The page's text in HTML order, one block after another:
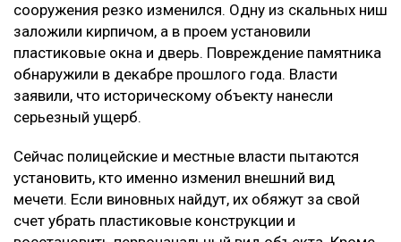
сооружения резко изменился. Одну из скальных ниш
заложили кирпичом, а в проем установили
пластиковые окна и дверь. Повреждение памятника
обнаружили в декабре прошлого года. Власти
заявили, что историческому объекту нанесли
серьезный ущерб.
Сейчас полицейские и местные власти пытаются
установить, кто именно изменил внешний вид
мечети. Если виновных найдут, их обяжут за свой
счет убрать пластиковые конструкции и